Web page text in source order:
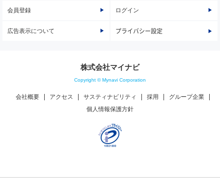
会員登録 ログイン
広告表示について プライバシー設定
株式会社マイナビ
Copyright © Mynavi Corporation
会社概要 アクセス サスティナビリティ 採用
グループ企業
個人情報保護方針